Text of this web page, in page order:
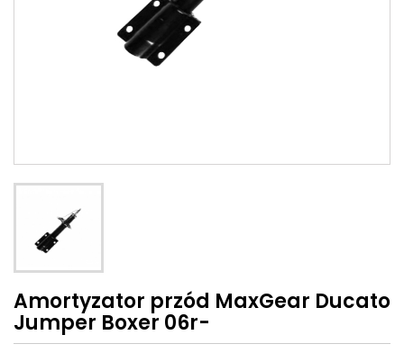
Amortyzator przód MaxGear Ducato
Jumper Boxer 06r-